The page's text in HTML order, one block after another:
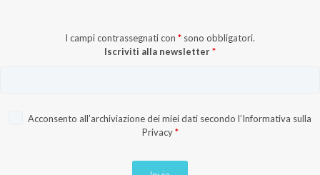
I campi contrassegnati con * sono obbligatori.
Iscriviti alla newsletter*
Acconsento all’archiviazione dei miei dati secondo l’Informativa sulla
Privacy *